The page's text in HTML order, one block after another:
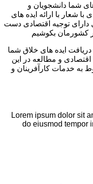
شما دانشجویان و
شعار با ارائه ایده های
دارای توجیه اقتصادی دست
کشورمان بکوشیم
ایده های خلاق شما
و مطالعه در این
به خدمات کارآفرینان و
Lorem ipsum dolor sit
do eiusmod tempor